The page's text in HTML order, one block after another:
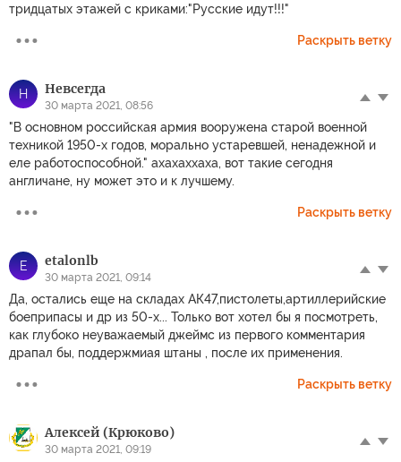
тридцатых этажей с криками:"Русские идут!!!"
Раскрыть ветку
Н Невсегда
30 марта 2021, 08:56
"В основном российская армия вооружена старой военной
техникой 1950-х годов, морально устаревшей, ненадежной и
еле работоспособной." ахахаххаха, вот такие сегодня
англичане, ну может это и к лучшему.
Раскрыть ветку
E etalonlb
30 марта 2021, 09:14
Да, остались еще на складах АК47,пистолеты,артиллерийские
боеприпасы и др из 50-х... Только вот хотел бы я посмотреть,
как глубоко неуважаемый джеймс из первого комментария
драпал бы, поддержмиая штаны , после их применения.
Раскрыть ветку
Алексей (Крюково)
30 марта 2021, 09:19